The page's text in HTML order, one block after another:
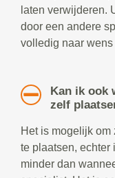
laten verwijderen.
door een andere
volledig naar
Kan ik ook
zelf
Het is mogelijk
te plaatsen, echter
minder dan